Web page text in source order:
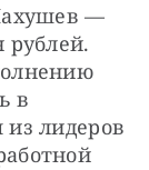
—
рублей.
в
из лидеров